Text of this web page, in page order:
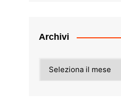
Archivi